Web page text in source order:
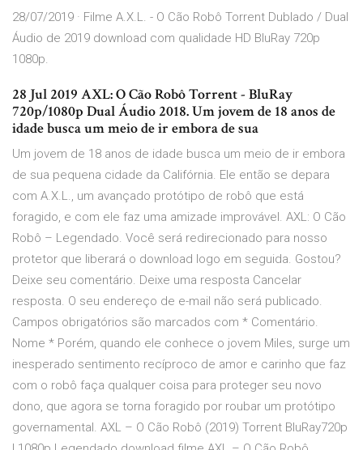
28/07/2019 · Filme A.X.L. - O Cão Robô Torrent Dublado / Dual
Áudio de 2019 download com qualidade HD BluRay 720p
1080p.
28 Jul 2019 AXL: O Cão Robô Torrent - BluRay
720p/1080p Dual Áudio 2018. Um jovem de 18 anos de
idade busca um meio de ir embora de sua
Um jovem de 18 anos de idade busca um meio de ir embora
de sua pequena cidade da Califórnia. Ele então se depara
com A.X.L., um avançado protótipo de robô que está
foragido, e com ele faz uma amizade improvável. AXL: O Cão
Robô – Legendado. Você será redirecionado para nosso
protetor que liberará o download logo em seguida. Gostou?
Deixe seu comentário. Deixe uma resposta Cancelar
resposta. O seu endereço de e-mail não será publicado.
Campos obrigatórios são marcados com * Comentário.
Nome * Porém, quando ele conhece o jovem Miles, surge um
inesperado sentimento recíproco de amor e carinho que faz
com o robô faça qualquer coisa para proteger seu novo
dono, que agora se torna foragido por roubar um protótipo
governamental. AXL – O Cão Robô (2019) Torrent BluRay720p